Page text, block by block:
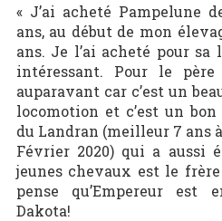
« J’ai acheté Pampelune
ans, au début de mon
ans. Je l’ai acheté pour
intéressant. Pour le
auparavant car c’est un
locomotion et c’est un bon
du Landran (meilleur 7 ans
Février 2020) qui a aussi
jeunes chevaux est le
pense qu’Empereur est
Dakota!